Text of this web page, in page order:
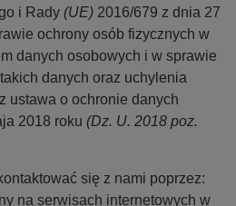
i Rady (UE) 2016/679 z dnia 27
ochrony osób fizycznych w
danych osobowych i w sprawie
danych oraz uchylenia
ustawa o ochronie danych
2018 roku (Dz. U. 2018 poz.
się z nami poprzez:
na serwisach internetowych w